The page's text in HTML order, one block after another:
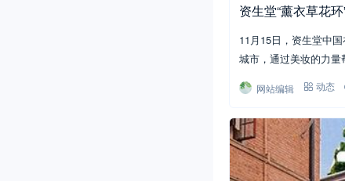
资生堂“薰衣草花
11月15日，资生堂中
城市，通过美妆的力
网站编辑 动态